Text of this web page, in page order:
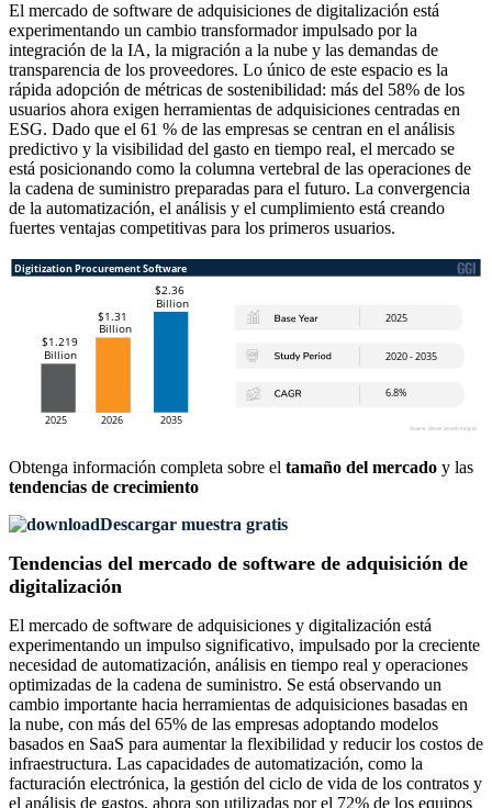
El mercado de software de adquisiciones de digitalización está
experimentando un cambio transformador impulsado por la
integración de la IA, la migración a la nube y las demandas de
transparencia de los proveedores. Lo único de este espacio es la
rápida adopción de métricas de sostenibilidad: más del 58% de los
usuarios ahora exigen herramientas de adquisiciones centradas en
ESG. Dado que el 61 % de las empresas se centran en el análisis
predictivo y la visibilidad del gasto en tiempo real, el mercado se
está posicionando como la columna vertebral de las operaciones de
la cadena de suministro preparadas para el futuro. La convergencia
de la automatización, el análisis y el cumplimiento está creando
fuertes ventajas competitivas para los primeros usuarios.
Obtenga información completa sobre el tamaño del mercado y las
tendencias de crecimiento
Descargar muestra gratis
Tendencias del mercado de software de adquisición de
digitalización
El mercado de software de adquisiciones y digitalización está
experimentando un impulso significativo, impulsado por la creciente
necesidad de automatización, análisis en tiempo real y operaciones
optimizadas de la cadena de suministro. Se está observando un
cambio importante hacia herramientas de adquisiciones basadas en
la nube, con más del 65% de las empresas adoptando modelos
basados ​​en SaaS para aumentar la flexibilidad y reducir los costos de
infraestructura. Las capacidades de automatización, como la
facturación electrónica, la gestión del ciclo de vida de los contratos y
el análisis de gastos, ahora son utilizadas por el 72% de los equipos